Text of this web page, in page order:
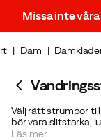
Missa inte
Dam
Välj rätt strumpor
bör vara slitstarka,
egenskaper samt
Läs mer